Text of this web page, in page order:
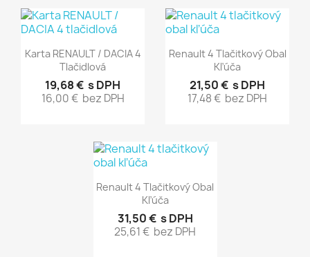
Rýchly náhľad
Karta RENAULT / DACIA 4
Tlačidlová
19,68 € s DPH
16,00 € bez DPH
Rýchly náhľad
Renault 4 Tlačitkový Obal
Kľúča
21,50 € s DPH
17,48 € bez DPH
Rýchly náhľad
Renault 4 Tlačitkový Obal
Kľúča
31,50 € s DPH
25,61 € bez DPH